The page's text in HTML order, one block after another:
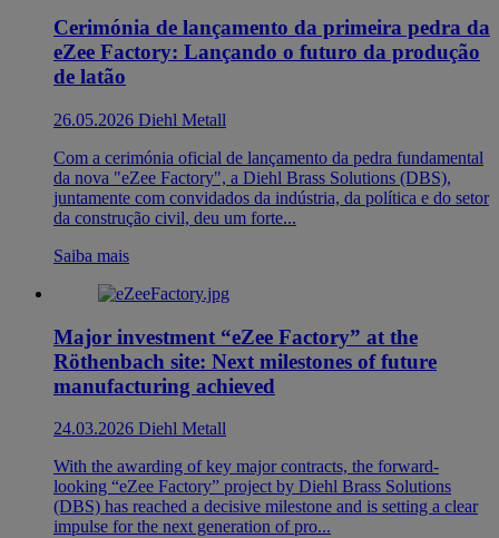
Cerimónia de lançamento da primeira pedra da
eZee Factory: Lançando o futuro da produção
de latão
26.05.2026 Diehl Metall
Com a cerimónia oficial de lançamento da pedra fundamental
da nova "eZee Factory", a Diehl Brass Solutions (DBS),
juntamente com convidados da indústria, da política e do setor
da construção civil, deu um forte...
Saiba mais
Major investment “eZee Factory” at the
Röthenbach site: Next milestones of future
manufacturing achieved
24.03.2026 Diehl Metall
With the awarding of key major contracts, the forward-
looking “eZee Factory” project by Diehl Brass Solutions
(DBS) has reached a decisive milestone and is setting a clear
impulse for the next generation of pro...